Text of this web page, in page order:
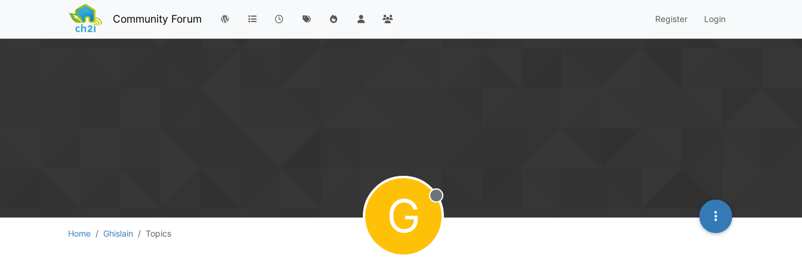
Community Forum Register Login
Home Ghislain Topics G Offline